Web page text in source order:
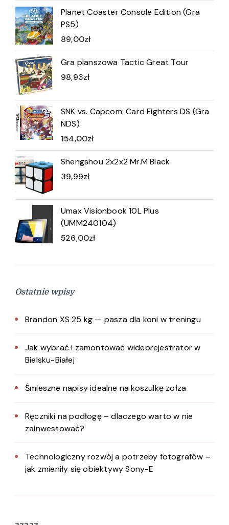
Planet Coaster Console Edition (Gra
PS5)
89,00zł
Gra planszowa Tactic Great Tour
98,93zł
SNK vs. Capcom: Card Fighters DS (Gra
NDS)
154,00zł
Shengshou 2x2x2 Mr.M Black
39,99zł
Umax Visionbook 10L Plus
(UMM240104)
526,00zł
Ostatnie wpisy
Brandon XS 25 kg — pasza dla koni w treningu
Jak wybrać i zamontować wideorejestrator w
Bielsku-Białej
Śmieszne napisy idealne na koszulkę zołza
Ręczniki na podłogę – dlaczego warto w nie
zainwestować?
Technologiczny rozwój a potrzeby fotografów –
jak zmieniły się obiektywy Sony-E